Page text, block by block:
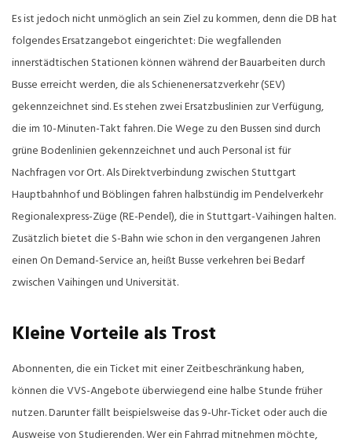
Es ist jedoch nicht unmöglich an sein Ziel zu kommen, denn die DB hat
folgendes Ersatzangebot eingerichtet: Die wegfallenden
innerstädtischen Stationen können während der Bauarbeiten durch
Busse erreicht werden, die als Schienenersatzverkehr (SEV)
gekennzeichnet sind. Es stehen zwei Ersatzbuslinien zur Verfügung,
die im 10-Minuten-Takt fahren. Die Wege zu den Bussen sind durch
grüne Bodenlinien gekennzeichnet und auch Personal ist für
Nachfragen vor Ort. Als Direktverbindung zwischen Stuttgart
Hauptbahnhof und Böblingen fahren halbstündig im Pendelverkehr
Regionalexpress-Züge (RE-Pendel), die in Stuttgart-Vaihingen halten.
Zusätzlich bietet die S-Bahn wie schon in den vergangenen Jahren
einen On Demand-Service an, heißt Busse verkehren bei Bedarf
zwischen Vaihingen und Universität.
Kleine Vorteile als Trost
Abonnenten, die ein Ticket mit einer Zeitbeschränkung haben,
können die VVS-Angebote überwiegend eine halbe Stunde früher
nutzen. Darunter fällt beispielsweise das 9-Uhr-Ticket oder auch die
Ausweise von Studierenden. Wer ein Fahrrad mitnehmen möchte,